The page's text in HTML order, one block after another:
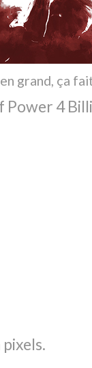
grand, ça
Power 4